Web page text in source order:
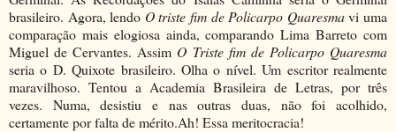
brasileiro. Agora, lendo O triste fim de Policarpo Quaresmavi uma
comparação mais elogiosa ainda, comparando Lima Barreto com
Miguel de Cervantes. Assim O Triste fim de Policarpo Quaresma
seria o D. Quixote brasileiro. Olha o nível. Um escritor realmente
maravilhoso. Tentou a Academia Brasileira de Letras, por três
vezes. Numa, desistiu e nas outras duas, não foi acolhido,
certamente por falta de mérito.Ah! Essa meritocracia!